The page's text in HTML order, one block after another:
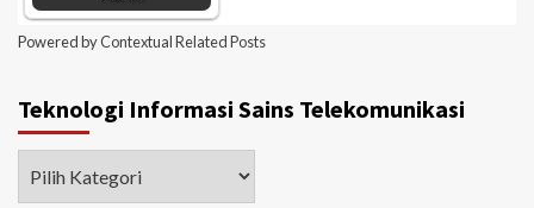
Powered byContextual Related Posts
Teknologi Informasi Sains Telekomunikasi